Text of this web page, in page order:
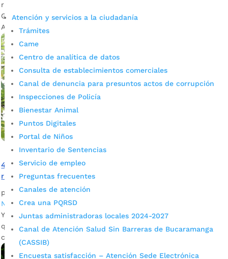
Atención y servicios a la ciudadanía
Trámites
Came
Centro de analítica de datos
Consulta de establecimientos comerciales
Canal de denuncia para presuntos actos de corrupción
Inspecciones de Policía
Bienestar Animal
Puntos Digitales
Portal de Niños
Inventario de Sentencias
Servicio de empleo
Preguntas frecuentes
Canales de atención
Crea una PQRSD
Juntas administradoras locales 2024-2027
Canal de Atención Salud Sin Barreras de Bucaramanga
(CASSIB)
Encuesta satisfacción – Atención Sede Electrónica
riego gracias a la ayuda y formación que les ofreció el
Gobierno de Juan Carlos Cárdenas. Fotografía: Prensa
Alcaldía de Bucaramanga El Programa de...
46 nuevos productores rurales contarán con sistemas de
riego en sus cultivos
por Joselyn Osorio|May 23, 2022
Noticias
Ya se adjudicó el contrato para la adquisición de materiales
que se implementarán en los sistemas de riego por goteo en
cultivos.